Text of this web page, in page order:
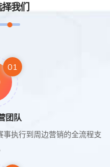
我们
01
团队
执行到周边营销的全流程支